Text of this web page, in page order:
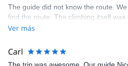
The guide did not know the route.
find the route. The climbing itself was
Ver más
Carl